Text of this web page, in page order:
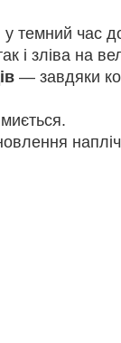
темний час
і зліва на
— завдяки